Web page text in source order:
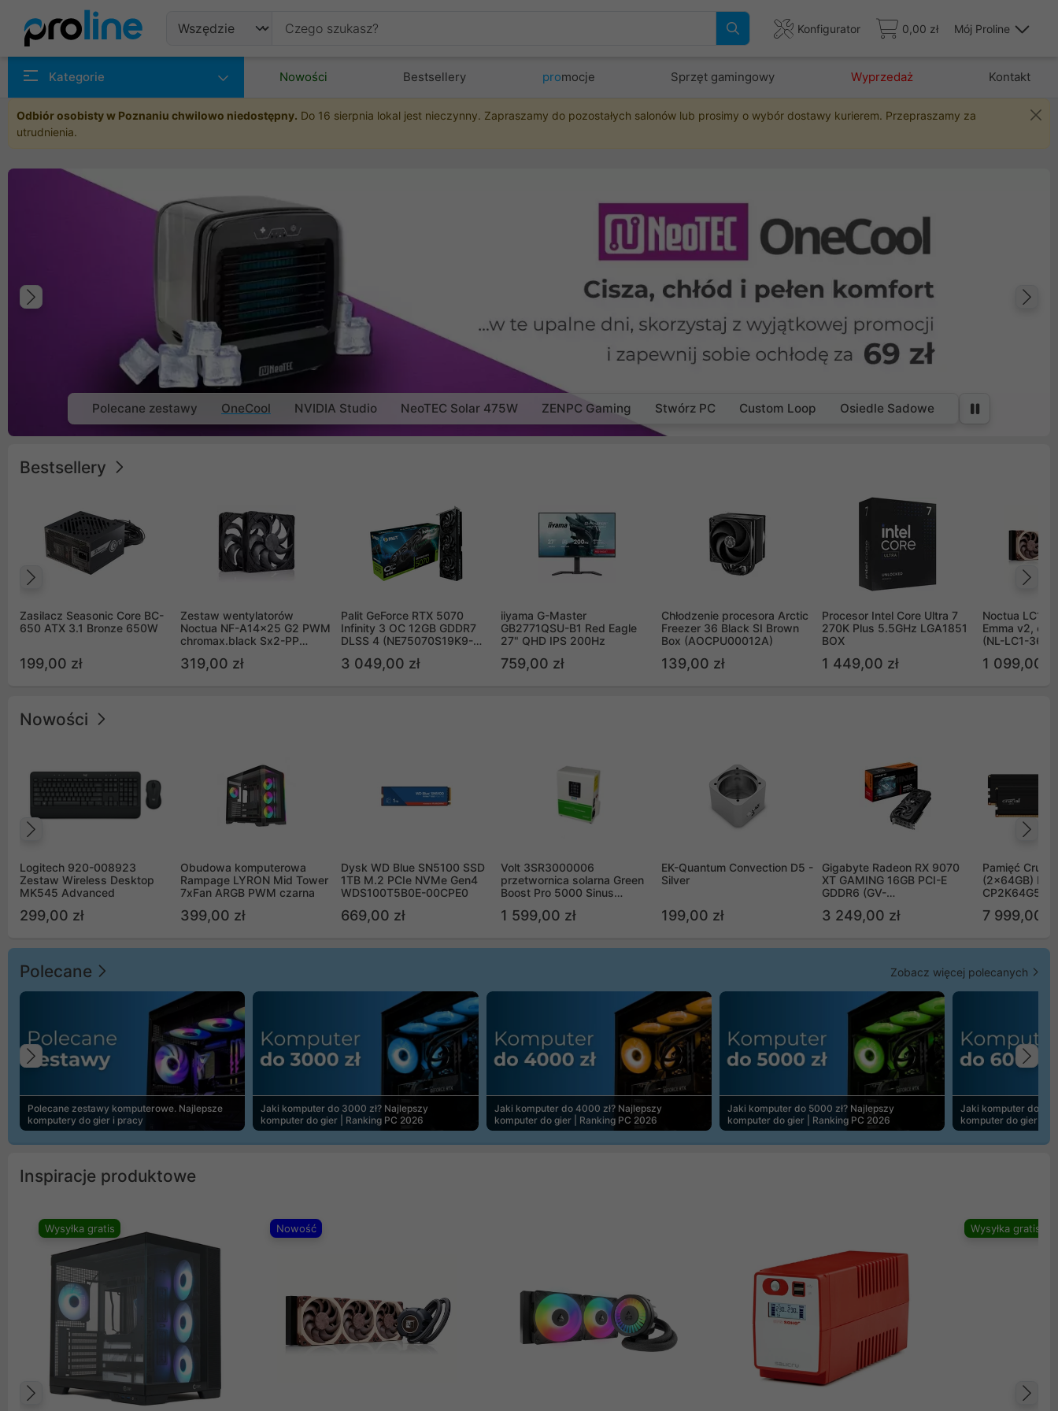
Konfigurator 0,00 zł Mój Proline
Kategorie Nowości Bestsellery promocje Sprzęt gamingowy Wyprzedaż Kontakt
Odbiór osobisty w Poznaniu chwilowo niedostępny. Do 16 sierpnia lokal jest nieczynny. Zapraszamy do pozostałych salonów lub prosimy o wybór dostawy kurierem. Przepraszamy za
utrudnienia.
Poprzedni
Polecane zestawy OneCool NVIDIA Studio NeoTEC Solar 475W ZENPC Gaming Stwórz PC Custom Loop Osiedle Sadowe
Bestsellery
Zasilacz Seasonic Core BC-
650 ATX 3.1 Bronze 650W
199,00 zł
Zestaw wentylatorów
Noctua NF-A14x25 G2 PWM
chromax.black Sx2-PP
(2szt)
319,00 zł
Palit GeForce RTX 5070
Infinity 3 OC 12GB GDDR7
DLSS 4 (NE75070S19K9-
3 049,00 zł
iiyama G-Master
GB2771QSU-B1 Red Eagle
27" QHD IPS 200Hz
759,00 zł
Chłodzenie procesora Arctic
Freezer 36 Black SI Brown
Box (AOCPU00012A)
139,00 zł
Procesor Intel Core Ultra 7
270K Plus 5.5GHz LGA1851
BOX
1 449,00 zł
Noctua LC1
Emma v2,
(NL-LC1-36)
1 099,00 zł
Nowości
Logitech 920-008923
Zestaw Wireless Desktop
MK545 Advanced
299,00 zł
Obudowa komputerowa
Rampage LYRON Mid Tower
7xFan ARGB PWM czarna
399,00 zł
Dysk WD Blue SN5100 SSD
1TB M.2 PCIe NVMe Gen4
WDS100T5B0E-00CPE0
669,00 zł
Volt 3SR3000006
przetwornica solarna Green
Boost Pro 5000 Sinus
1 599,00 zł
EK-Quantum Convection D5 -
Silver
199,00 zł
Gigabyte Radeon RX 9070
XT GAMING 16GB PCI-E
GDDR6 (GV-
3 249,00 zł
Pamięć
(2x64GB)
7 999,00 zł
Polecane Zobacz więcej polecanych
Polecane zestawy komputerowe. Najlepsze
komputery do gier i pracy
Jaki komputer do 3000 zł? Najlepszy
komputer do gier | Ranking PC 2026
Jaki komputer do 4000 zł? Najlepszy
komputer do gier | Ranking PC 2026
Jaki komputer do 5000 zł? Najlepszy
komputer do gier | Ranking PC 2026
Jaki komputer do
komputer do gier |
Poprzedni
Inspiracje produktowe
Wysyłka gratis Nowość Wysyłka gratis